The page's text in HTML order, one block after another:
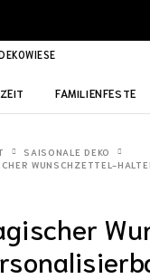
FAMILIENFESTE
SAISONALE DEKO
WUNSCHZETTEL-